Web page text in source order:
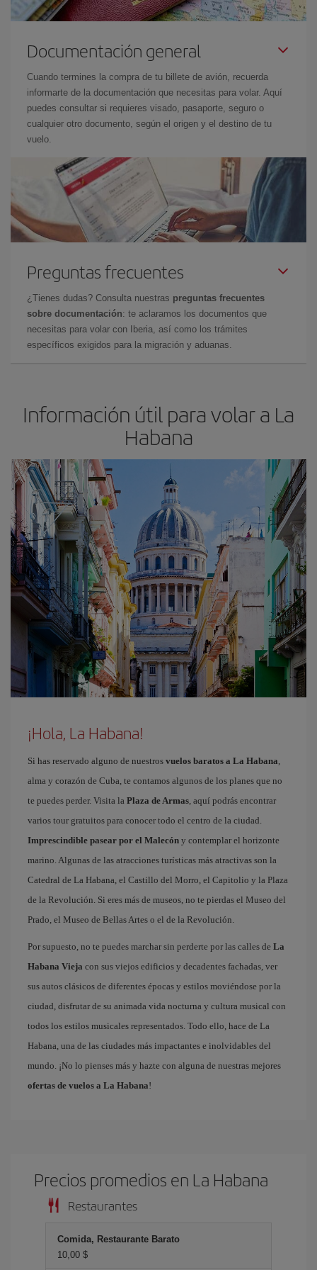
Documentación general
Cuando termines la compra de tu billete de avión, recuerda
informarte de la documentación que necesitas para volar. Aquí
puedes consultar si requieres visado, pasaporte, seguro o
cualquier otro documento, según el origen y el destino de tu
vuelo.
Preguntas frecuentes
¿Tienes dudas? Consulta nuestras preguntas frecuentes
sobre documentación: te aclaramos los documentos que
necesitas para volar con Iberia, así como los trámites
específicos exigidos para la migración y aduanas.
Información útil para volar a La
Habana
¡Hola, La Habana!
Si has reservado alguno de nuestros vuelos baratos a La Habana,
alma y corazón de Cuba, te contamos algunos de los planes que no
te puedes perder. Visita la Plaza de Armas, aquí podrás encontrar
varios tour gratuitos para conocer todo el centro de la ciudad.
Imprescindible pasear por el Malecón y contemplar el horizonte
marino. Algunas de las atracciones turísticas más atractivas son la
Catedral de La Habana, el Castillo del Morro, el Capitolio y la Plaza
de la Revolución. Si eres más de museos, no te pierdas el Museo del
Prado, el Museo de Bellas Artes o el de la Revolución.
Por supuesto, no te puedes marchar sin perderte por las calles de La
Habana Vieja con sus viejos edificios y decadentes fachadas, ver
sus autos clásicos de diferentes épocas y estilos moviéndose por la
ciudad, disfrutar de su animada vida nocturna y cultura musical con
todos los estilos musicales representados. Todo ello, hace de La
Habana, una de las ciudades más impactantes e inolvidables del
mundo. ¡No lo pienses más y hazte con alguna de nuestras mejores
ofertas de vuelos a La Habana!
Precios promedios en La Habana
Restaurantes
Comida, Restaurante Barato
10,00 $